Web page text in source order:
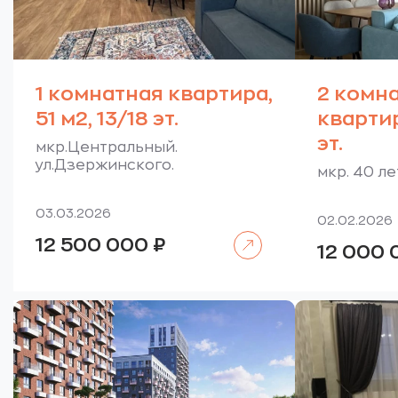
1 комнатная квартира,
51 м2, 13/18 эт.
мкр.Центральный.
ул.Дзержинского.
03.03.2026
12 500 000 ₽
2
эт.
мкр. 40
02.02.2026
12 000